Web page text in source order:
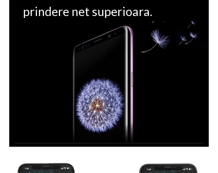
prindere net superioara.